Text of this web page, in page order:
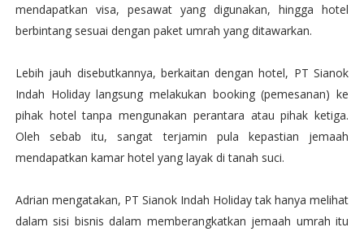
mendapatkan visa, pesawat yang digunakan, hingga hotel
berbintang sesuai dengan paket umrah yang ditawarkan.
Lebih jauh disebutkannya, berkaitan dengan hotel, PT Sianok
Indah Holiday langsung melakukan booking (pemesanan) ke
pihak hotel tanpa mengunakan perantara atau pihak ketiga.
Oleh sebab itu, sangat terjamin pula kepastian jemaah
mendapatkan kamar hotel yang layak di tanah suci.
Adrian mengatakan, PT Sianok Indah Holiday tak hanya melihat
dalam sisi bisnis dalam memberangkatkan jemaah umrah itu